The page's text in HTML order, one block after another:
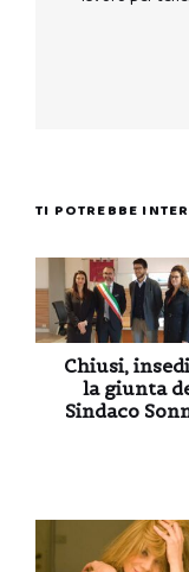
TI POTREBBE
Chiusi,
la giunta
Sindaco